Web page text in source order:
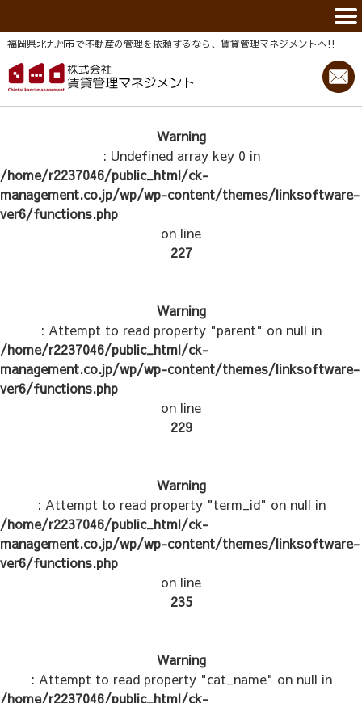
福岡県北九州市で不動産の管理を依頼するなら、賃貸管理マネジメントヘ!!
Warning
: Undefined array key 0 in
/home/r2237046/public_html/ck-
management.co.jp/wp/wp-content/themes/linksoftware-
ver6/functions.php
on line
227
Warning
: Attempt to read property "parent" on null in
/home/r2237046/public_html/ck-
management.co.jp/wp/wp-content/themes/linksoftware-
ver6/functions.php
on line
229
Warning
: Attempt to read property "term_id" on null in
/home/r2237046/public_html/ck-
management.co.jp/wp/wp-content/themes/linksoftware-
ver6/functions.php
on line
235
Warning
: Attempt to read property "cat_name" on null in
/home/r2237046/public_html/ck-